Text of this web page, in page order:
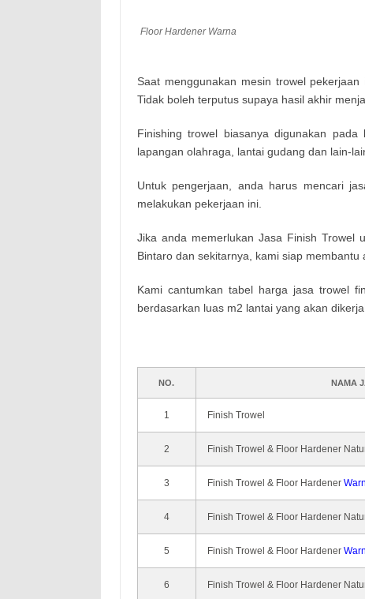
Floor Hardener Warna
Saat menggunakan mesin trowel
Tidak boleh terputus supaya hasil akhir
Finishing trowel biasanya digunakan
lapangan olahraga, lantai gudang dan lain-
Untuk pengerjaan, anda harus mencari
melakukan pekerjaan ini.
Jika anda memerlukan Jasa Finish Trowel
Bintaro dan sekitarnya, kami siap membantu
Kami cantumkan tabel harga jasa trowel
berdasarkan luas m2 lantai yang akan
NO. NAMA
1 Finish Trowel
2 Finish Trowel & Floor Hardener
3 Finish Trowel & Floor Hardener
4 Finish Trowel & Floor Hardener
5 Finish Trowel & Floor Hardener
6 Finish Trowel & Floor Hardener